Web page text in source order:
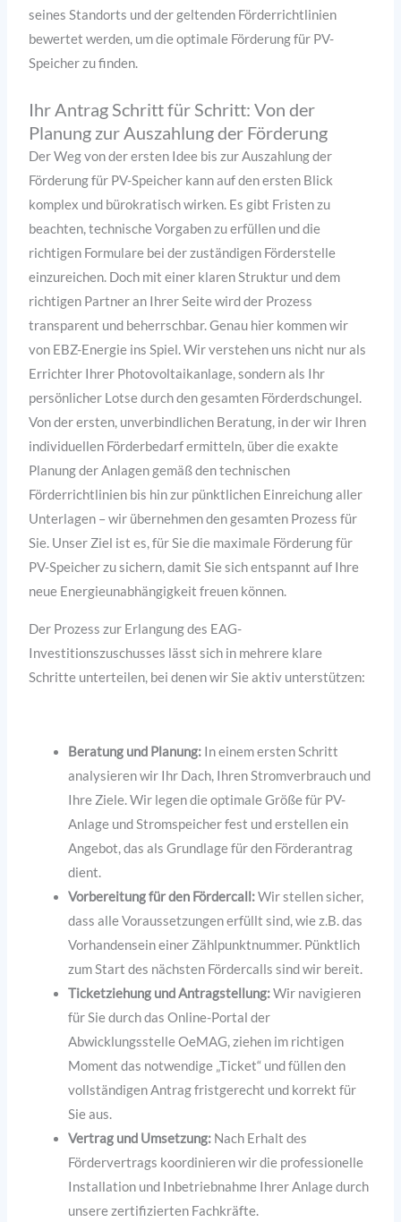
seines Standorts und der geltenden Förderrichtlinien
bewertet werden, um die optimale Förderung für PV-
Speicher zu finden.
Ihr Antrag Schritt für Schritt: Von der
Planung zur Auszahlung der Förderung
Der Weg von der ersten Idee bis zur Auszahlung der
Förderung für PV-Speicher kann auf den ersten Blick
komplex und bürokratisch wirken. Es gibt Fristen zu
beachten, technische Vorgaben zu erfüllen und die
richtigen Formulare bei der zuständigen Förderstelle
einzureichen. Doch mit einer klaren Struktur und dem
richtigen Partner an Ihrer Seite wird der Prozess
transparent und beherrschbar. Genau hier kommen wir
von EBZ-Energie ins Spiel. Wir verstehen uns nicht nur als
Errichter Ihrer Photovoltaikanlage, sondern als Ihr
persönlicher Lotse durch den gesamten Förderdschungel.
Von der ersten, unverbindlichen Beratung, in der wir Ihren
individuellen Förderbedarf ermitteln, über die exakte
Planung der Anlagen gemäß den technischen
Förderrichtlinien bis hin zur pünktlichen Einreichung aller
Unterlagen – wir übernehmen den gesamten Prozess für
Sie. Unser Ziel ist es, für Sie die maximale Förderung für
PV-Speicher zu sichern, damit Sie sich entspannt auf Ihre
neue Energieunabhängigkeit freuen können.
Der Prozess zur Erlangung des EAG-
Investitionszuschusses lässt sich in mehrere klare
Schritte unterteilen, bei denen wir Sie aktiv unterstützen:
Beratung und Planung: In einem ersten Schritt
analysieren wir Ihr Dach, Ihren Stromverbrauch und
Ihre Ziele. Wir legen die optimale Größe für PV-
Anlage und Stromspeicher fest und erstellen ein
Angebot, das als Grundlage für den Förderantrag
dient.
Vorbereitung für den Fördercall:Wir stellen sicher,
dass alle Voraussetzungen erfüllt sind, wie z.B. das
Vorhandensein einer Zählpunktnummer. Pünktlich
zum Start des nächsten Fördercalls sind wir bereit.
Ticketziehung und Antragstellung:Wir navigieren
für Sie durch das Online-Portal der
Abwicklungsstelle OeMAG, ziehen im richtigen
Moment das notwendige „Ticket“ und füllen den
vollständigen Antrag fristgerecht und korrekt für
Sie aus.
Vertrag und Umsetzung: Nach Erhalt des
Fördervertrags koordinieren wir die professionelle
Installation und Inbetriebnahme Ihrer Anlage durch
unsere zertifizierten Fachkräfte.